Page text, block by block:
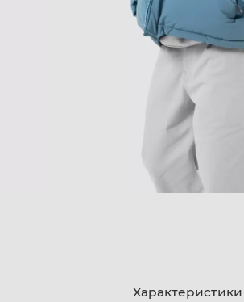
Характеристики